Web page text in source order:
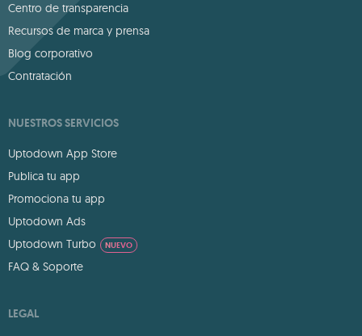
Centro de transparencia
Recursos de marca y prensa
Blog corporativo
Contratación
NUESTROS SERVICIOS
Uptodown App Store
Publica tu app
Promociona tu app
Uptodown Ads
Uptodown Turbo
NUEVO
FAQ & Soporte
LEGAL